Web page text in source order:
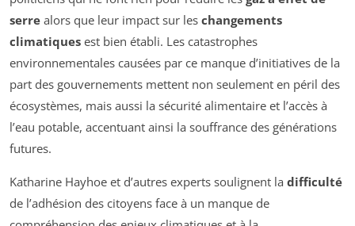
serre alors que leur impact sur les changements
climatiques est bien établi. Les catastrophes
environnementales causées par ce manque d’initiatives de la
part des gouvernements mettent non seulement en péril des
écosystèmes, mais aussi la sécurité alimentaire et l’accès à
l’eau potable, accentuant ainsi la souffrance des générations
futures.
Katharine Hayhoe et d’autres experts soulignent la difficulté
de l’adhésion des citoyens face à un manque de